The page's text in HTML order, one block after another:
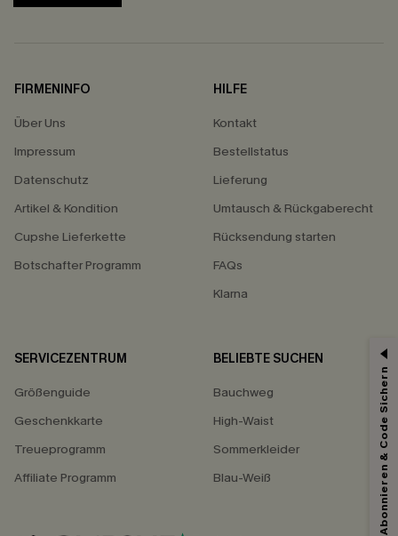
FIRMENINFO
Über Uns
Impressum
Datenschutz
Artikel & Kondition
Cupshe Lieferkette
Botschafter Programm
HILFE
Kontakt
Bestellstatus
Lieferung
Umtausch & Rückgaberecht
Rücksendung starten
FAQs
Klarna
SERVICEZENTRUM
Größenguide
Geschenkkarte
Treueprogramm
Affiliate Programm
BELIEBTE SUCHEN
Bauchweg
High-Waist
Sommerkleider
Blau-Weiß
Abonnieren & Code Sichern